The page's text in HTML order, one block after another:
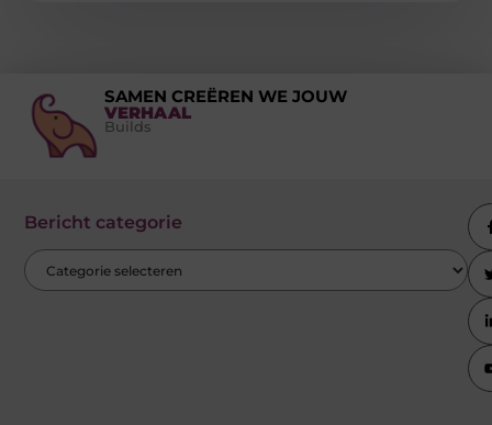
SAMEN CREËREN WE JOUW
VERHAAL
Builds
Bericht categorie